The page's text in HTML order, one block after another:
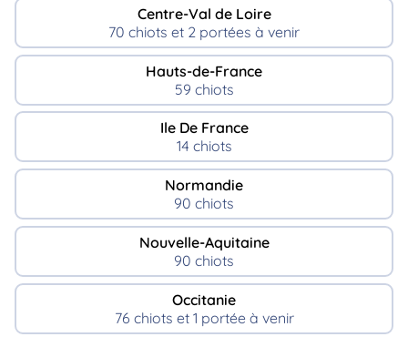
Centre-Val de Loire
70 chiots et 2 portées à venir
Hauts-de-France
59 chiots
Ile De France
14 chiots
Normandie
90 chiots
Nouvelle-Aquitaine
90 chiots
Occitanie
76 chiots et 1 portée à venir